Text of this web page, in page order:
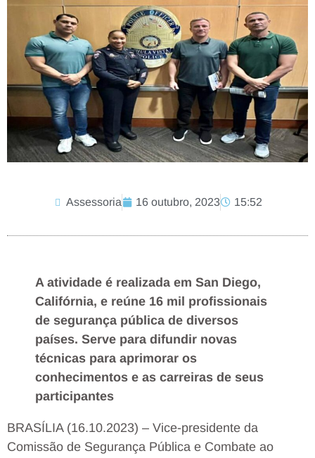
Assessoria 16 outubro, 2023 15:52
A atividade é realizada em San Diego,
Califórnia, e reúne 16 mil profissionais
de segurança pública de diversos
países. Serve para difundir novas
técnicas para aprimorar os
conhecimentos e as carreiras de seus
participantes
BRASÍLIA (16.10.2023) – Vice-presidente da
Comissão de Segurança Pública e Combate ao